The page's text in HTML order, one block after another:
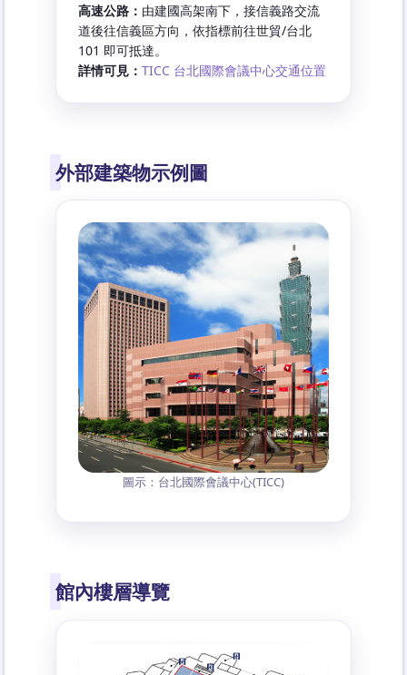
高速公路： 由建國高架南下，接信義路交流
道後往信義區方向，依指標前往世貿/台北
101 即可抵達。
詳情可見： TICC 台北國際會議中心交通位置
外部建築物示例圖
圖示：台北國際會議中心(TICC)
館內樓層導覽